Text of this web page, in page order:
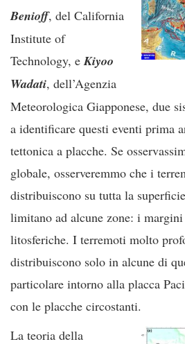
Benioff, del California
Institute of
Technology, eKiyoo
Wadati, dell’Agenzia
Meteorologica Giapponese, due
a identificare questi eventi prima
tettonica a placche. Se
globale, osserveremmo che i
distribuiscono su tutta la
limitano ad alcune zone: i
litosferiche. I terremoti molto
distribuiscono solo in alcune di
particolare intorno alla placca
con le placche circostanti.
La teoria della